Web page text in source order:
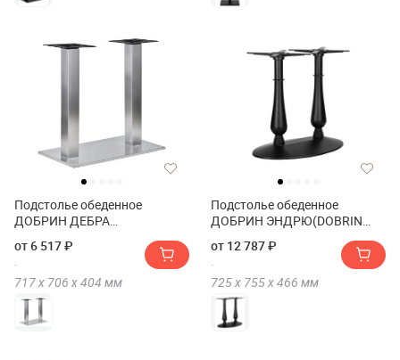
Подстолье обеденное
ДОБРИН ДЕБРА
от 6 517 ₽
717 х 706 х404 мм
Подстолье обеденное
ДОБРИН ЭНДРЮ(DOBRIN
от 12 787 ₽
725 х 755 х466 мм